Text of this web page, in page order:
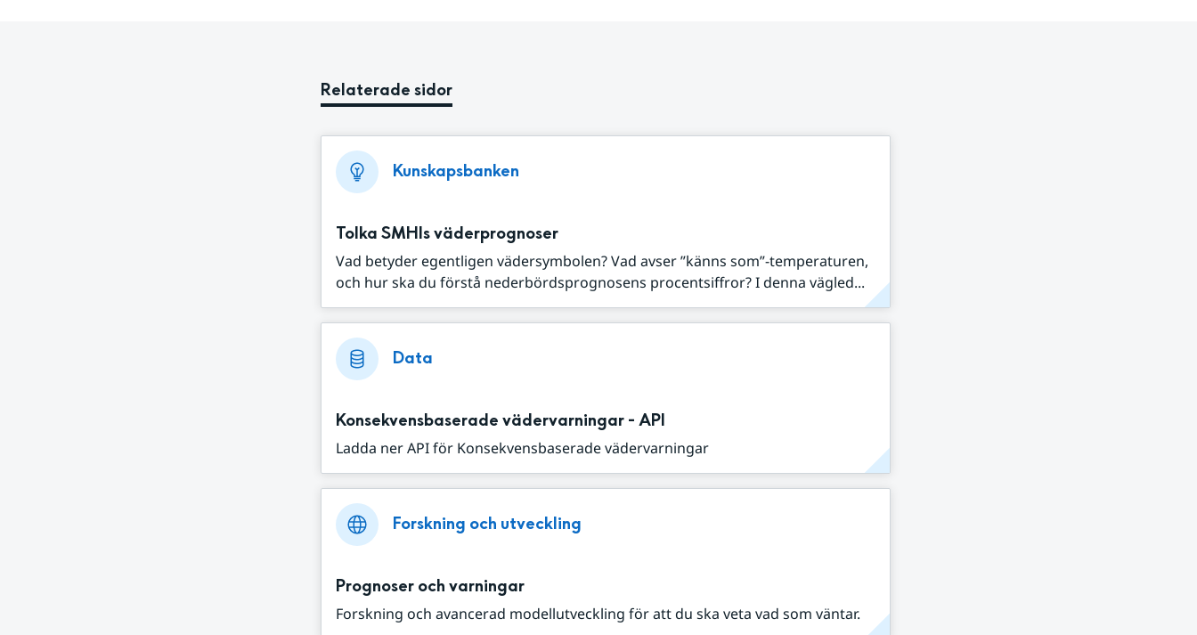
Relaterade sidor
Kunskapsbanken
Tolka SMHIs väderprognoser
Vad betyder egentligen vädersymbolen? Vad avser ”känns som”-temperaturen,
och hur ska du förstå nederbördsprognosens procentsiffror? I denna vägled...
Data
Konsekvensbaserade vädervarningar - API
Ladda ner API för Konsekvensbaserade vädervarningar
Forskning och utveckling
Prognoser och varningar
Forskning och avancerad modellutveckling för att du ska veta vad som väntar.